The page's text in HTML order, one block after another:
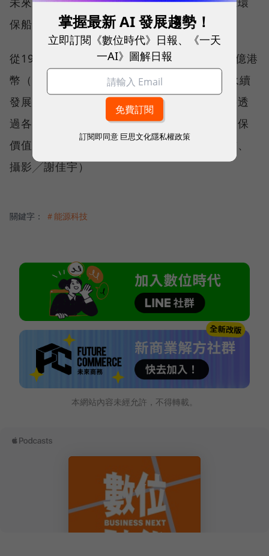
保船。
從1984年至今，香港賽馬會已經捐出超過7.5億港
幣（相當於新台幣30億元），用作與環保、永續
發展相關的綠色慈善作為。未來馬會內部還將透
過各項員工培訓計畫，讓這樣的綠色責任與環保
價值觀，從組織內部推廣至周遭社區。（採訪、
攝影╱謝佳宇）
關鍵字： ＃能源科技
本網站內容未經允許，不得轉載。
掌握最新 AI 發展趨勢！
立即訂閱《數位時代》日報、《一天
一AI》圖解日報
訂閱即同意 巨思文化隱私權政策